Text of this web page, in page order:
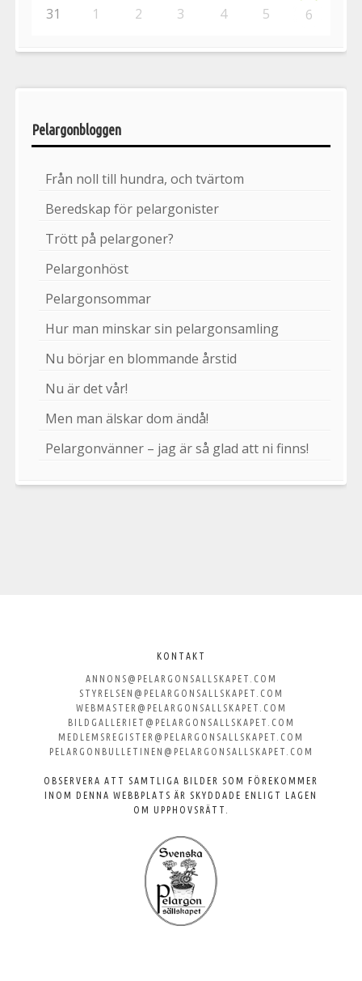
31 1 2 3 4 5 6
Pelargonbloggen
Från noll till hundra, och tvärtom
Beredskap för pelargonister
Trött på pelargoner?
Pelargonhöst
Pelargonsommar
Hur man minskar sin pelargonsamling
Nu börjar en blommande årstid
Nu är det vår!
Men man älskar dom ändå!
Pelargonvänner – jag är så glad att ni finns!
Svenska
Pelargonsällskapet
KONTAKT
ANNONS@PELARGONSALLSKAPET.COM
STYRELSEN@PELARGONSALLSKAPET.COM
WEBMASTER@PELARGONSALLSKAPET.COM
BILDGALLERIET@PELARGONSALLSKAPET.COM
MEDLEMSREGISTER@PELARGONSALLSKAPET.COM
PELARGONBULLETINEN@PELARGONSALLSKAPET.COM
OBSERVERA ATT SAMTLIGA BILDER SOM FÖREKOMMER
INOM DENNA WEBBPLATS ÄR SKYDDADE ENLIGT LAGEN
OM UPPHOVSRÄTT.